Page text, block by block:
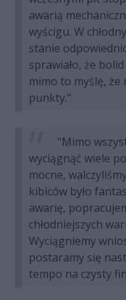
awarią
wyścigu. W
stanie
sprawiało, że
mimo to myślę,
punkty."
"Mimo
wyciągnąć wiele
mocne,
kibiców było
awarię,
chłodniejszych
Wyciągniemy
postaramy się
tempo na czysty